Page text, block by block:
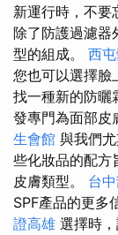
新運行時，不要
除了防護過濾器
型的組成。 西
您也可以選擇臉
找一種新的防曬
發專門為面部皮
生會館 與我們
些化妝品的配方
皮膚類型。 台
SPF產品的更多
證高雄 選擇時